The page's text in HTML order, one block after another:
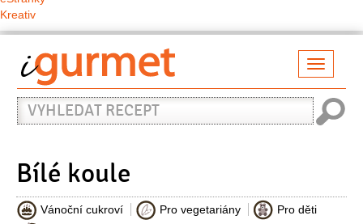
Kreativ
Vyhledat
recept
Bílé koule
Vánoční cukroví Pro vegetariány
Pro děti